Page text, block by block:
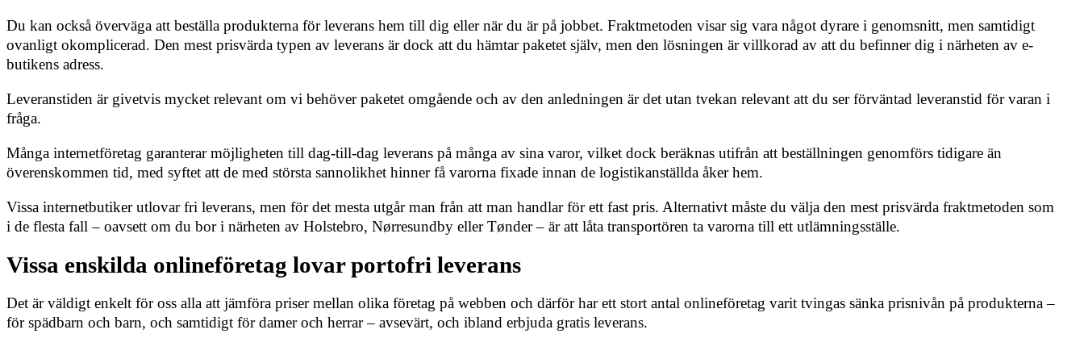
Du kan också överväga att beställa produkterna för leverans hem till dig eller när du är på jobbet. Fraktmetoden visar sig vara något dyrare i genomsnitt, men samtidigt
ovanligt okomplicerad. Den mest prisvärda typen av leverans är dock att du hämtar paketet själv, men den lösningen är villkorad av att du befinner dig i närheten av e-
butikens adress.
Leveranstiden är givetvis mycket relevant om vi behöver paketet omgående och av den anledningen är det utan tvekan relevant att du ser förväntad leveranstid för varan i
fråga.
Många internetföretag garanterar möjligheten till dag-till-dag leverans på många av sina varor, vilket dock beräknas utifrån att beställningen genomförs tidigare än
överenskommen tid, med syftet att de med största sannolikhet hinner få varorna fixade innan de logistikanställda åker hem.
Vissa internetbutiker utlovar fri leverans, men för det mesta utgår man från att man handlar för ett fast pris. Alternativt måste du välja den mest prisvärda fraktmetoden som
i de flesta fall – oavsett om du bor i närheten av Holstebro, Nørresundby eller Tønder – är att låta transportören ta varorna till ett utlämningsställe.
Vissa enskilda onlineföretag lovar portofri leverans
Det är väldigt enkelt för oss alla att jämföra priser mellan olika företag på webben och därför har ett stort antal onlineföretag varit tvingas sänka prisnivån på produkterna –
för spädbarn och barn, och samtidigt för damer och herrar – avsevärt, och ibland erbjuda gratis leverans.